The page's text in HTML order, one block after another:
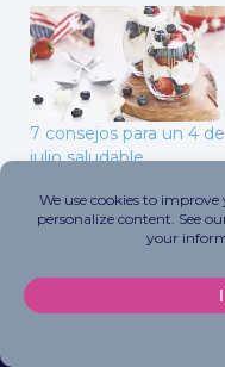
7 consejos para un 4 de
julio saludable